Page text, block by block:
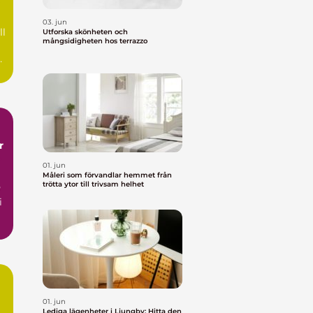
03. jun
Utforska skönheten och
mångsidigheten hos terrazzo
01. jun
Måleri som förvandlar hemmet från
trötta ytor till trivsam helhet
01. jun
Lediga lägenheter i Ljungby: Hitta den